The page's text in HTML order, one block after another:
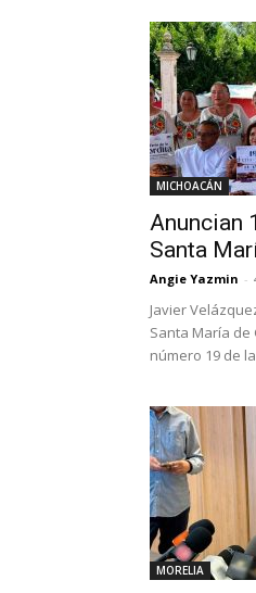
MICHOACÁN
Anuncian
Santa
Angie Yazmin -
Javier
Santa María
número 19 de
MORELIA